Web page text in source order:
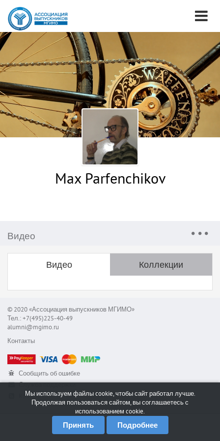
Max Parfenchikov
Видео
Видео Коллекции
© 2020 «Ассоциация выпускников МГИМО»
Тел.: +7(495)225-40-49
alumni@mgimo.ru
Контакты
Сообщить об ошибке
Служба поддержки
RSSМы используем файлы cookie, чтобы сайт работал лучше.
Продолжая пользоваться сайтом, вы соглашаетесь с
использованием cookie.
Принять Подробнее